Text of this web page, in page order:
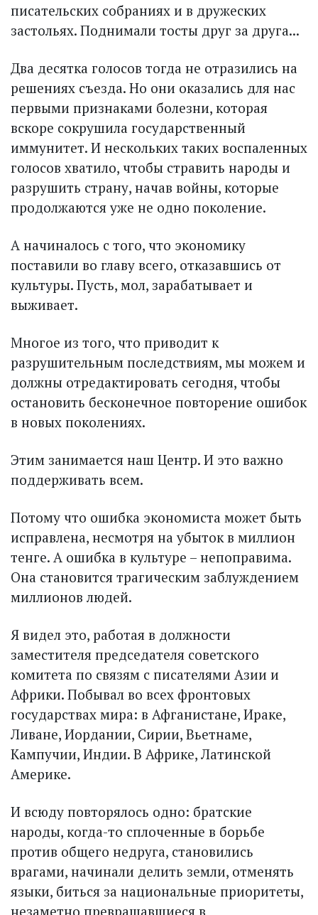
писательских собраниях и в дружеских
застольях. Поднимали тосты друг за друга...
Два десятка голосов тогда не отразились на
решениях съезда. Но они оказались для нас
первыми признаками болезни, которая
вскоре сокрушила государственный
иммунитет. И нескольких таких воспаленных
голосов хватило, чтобы стравить народы и
разрушить страну, начав войны, которые
продолжаются уже не одно поколение.
А начиналось с того, что экономику
поставили во главу всего, отказавшись от
культуры. Пусть, мол, зарабатывает и
выживает.
Многое из того, что приводит к
разрушительным последствиям, мы можем и
должны отредактировать сегодня, чтобы
остановить бесконечное повторение ошибок
в новых поколениях.
Этим занимается наш Центр. И это важно
поддерживать всем.
Потому что ошибка экономиста может быть
исправлена, несмотря на убыток в миллион
тенге. А ошибка в культуре – непоправима.
Она становится трагическим заблуждением
миллионов людей.
Я видел это, работая в должности
заместителя председателя советского
комитета по связям с писателями Азии и
Африки. Побывал во всех фронтовых
государствах мира: в Афганистане, Ираке,
Ливане, Иордании, Сирии, Вьетнаме,
Кампучии, Индии. В Африке, Латинской
Америке.
И всюду повторялось одно: братские
народы, когда-то сплоченные в борьбе
против общего недруга, становились
врагами, начинали делить земли, отменять
языки, биться за национальные приоритеты,
незаметно превращавшиеся в